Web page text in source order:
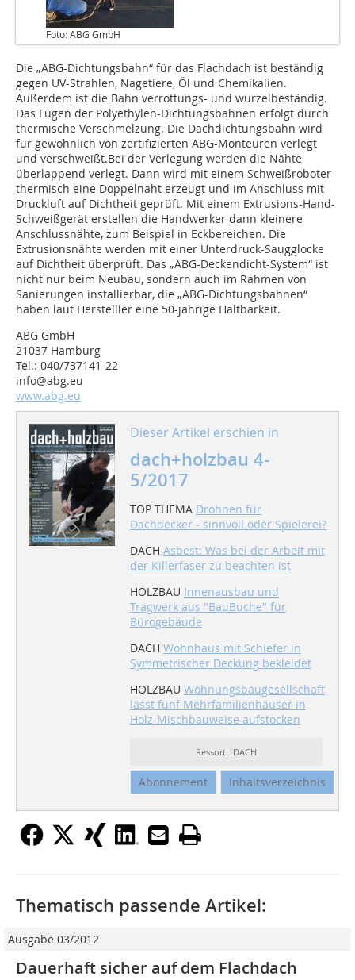
Foto: ABG GmbH
Die „ABG-Dichtungsbahn“ für das Flachdach ist beständig
gegen UV-Strahlen, Nagetiere, Öl und Chemikalien.
Außerdem ist die Bahn verrottungs- und wurzelbeständig.
Das Fügen der Po­lyethylen-Dichtungs­bahnen erfolgt durch
ther­mische Verschmelzung. Die Dachdichtungsbahn wird
für ge­­wöhnlich von zertifizierten ABG-Monteuren verlegt
und verschweißt.Bei der Verlegung werden die Nähte
überlappend verlegt. Dann wird mit einem Schweißroboter
thermisch eine Doppelnaht erzeugt und im Anschluss mit
Druckluft auf Dichtheit geprüft. Mit einem Extrusions-Hand-
Schweißgerät erstellen die Handwerker dann kleinere
Anschlussnähte, zum Beispiel in Eckbereichen. Die
Extrusionsnähte werden mit einer Unterdruck-Saugglocke
auf Dichtheit überprüft. Das „ABG-Deckendicht-System“ ist
nicht nur beim Neubau, sondern auch im Rahmen von
Sanierungen installierbar, die „ABG-Dichtungsbahnen“
haben laut Herstelller eine 50-jährige Haltbarkeit.
ABG GmbH
21037 Hamburg
Tel.: 040/737141-22
info@abg.eu
www.abg.eu
Dieser Artikel erschien in
dach+holzbau 4-
5/2017
TOP THEMA Drohnen für
Dachdecker - sinnvoll oder Spielerei?
DACH Asbest: Was bei der Arbeit mit
der Killerfaser zu beachten ist
HOLZBAU Innenausbau und
Tragwerk aus "BauBuche" für
Bürogebäude
DACH Wohnhaus mit Schiefer in
Symmetrischer Deckung bekleidet
HOLZBAU Wohnungsbaugesellschaft
lässt fünf Mehrfamilienhäuser in
Holz-Mischbauweise aufstocken
Ressort: DACH
Abonnement Inhaltsverzeichnis
Thematisch passende Artikel:
Ausgabe 03/2012
Dauerhaft sicher auf dem Flachdach